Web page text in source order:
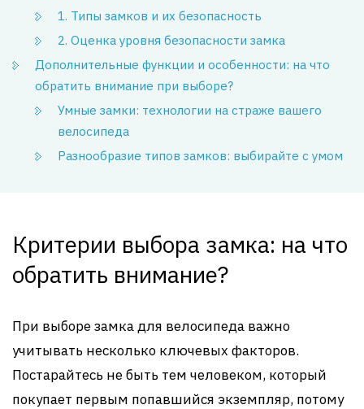
1. Типы замков и их безопасность
2. Оценка уровня безопасности замка
Дополнительные функции и особенности: на что
обратить внимание при выборе?
Умные замки: технологии на страже вашего
велосипеда
Разнообразие типов замков: выбирайте с умом
Критерии выбора замка: на что
обратить внимание?
При выборе замка для велосипеда важно
учитывать несколько ключевых факторов.
Постарайтесь не быть тем человеком, который
покупает первым попавшийся экземпляр, потому